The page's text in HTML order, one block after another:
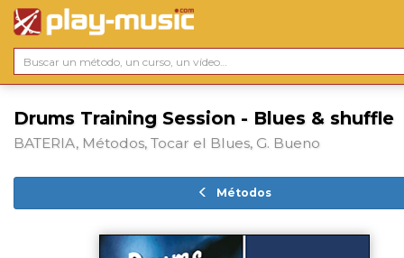
Drums Training Session - Blues & shuffle
BATERIA, Métodos, Tocar el Blues, G. Bueno
Métodos